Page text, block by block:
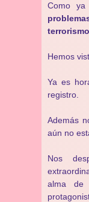
Como
Hemos
Ya es
registro.
Además
aún no
Nos
alma